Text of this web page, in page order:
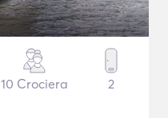
10 Crociera 2